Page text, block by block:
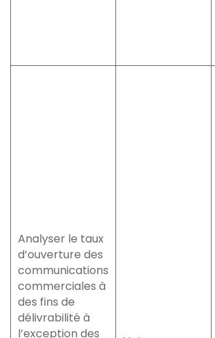
Analyser le taux
d’ouverture des
communications
commerciales à
des fins de
délivrabilité à
l’exception des